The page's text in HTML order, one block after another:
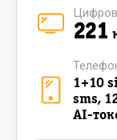
221
1+10
sms,
AI-